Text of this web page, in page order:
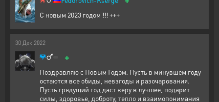
С новым 2023 годом !!! +++
30 Дек 2022
+
Поздравляю с Новым Годом. Пусть в минувшем году
остаются все обиды, невзгоды и разочарования.
Пусть грядущий год даст веру в лучшее, подарит
силы, здоровье, доброту, тепло и взаимопонимания